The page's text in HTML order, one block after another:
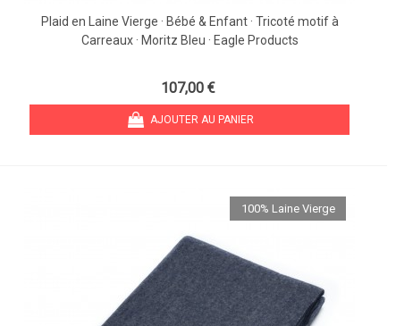
Plaid en Laine Vierge · Bébé & Enfant · Tricoté motif à
Carreaux · Moritz Bleu · Eagle Products
107,00 €
AJOUTER AU PANIER
100% Laine Vierge